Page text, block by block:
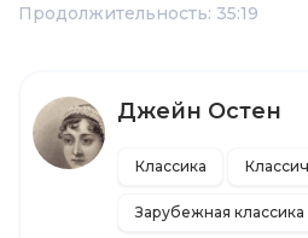
Продолжительность: 35:19
Джейн Остен
Классика
Зарубежная классика